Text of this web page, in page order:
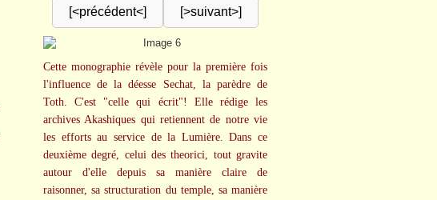
[<précédent<] [>suivant>]
Cette monographie révèle pour la première fois
l'influence de la déesse Sechat, la parèdre de
Toth. C'est "celle qui écrit"! Elle rédige les
archives Akashiques qui retiennent de notre vie
les efforts au service de la Lumière. Dans ce
deuxième degré, celui des theorici, tout gravite
autour d'elle depuis sa manière claire de
raisonner, sa structuration du temple, sa manière